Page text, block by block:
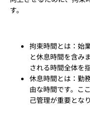
す。
拘束時間とは：始
と休息時間を含み
される時間全体を
休息時間とは：勤
由な時間です。こ
己管理が重要となり